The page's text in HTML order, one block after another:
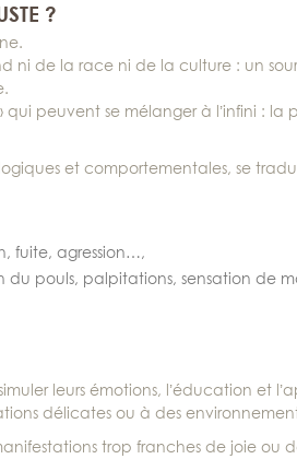
?
ni de la race ni de la culture : un
qui peuvent se mélanger à l’infini :
et comportementales, se
fuite, agression…,
du pouls, palpitations, sensation de
leurs émotions, l’éducation et
délicates ou à des
trop franches de joie ou